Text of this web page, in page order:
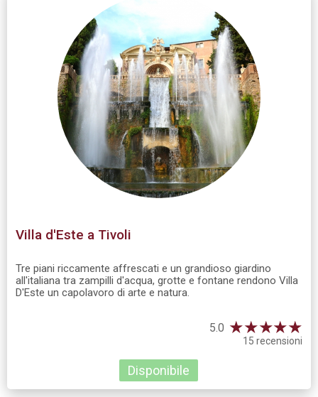
Villa d'Este a Tivoli
Tre piani riccamente affrescati e un grandioso giardino
all'italiana tra zampilli d'acqua, grotte e fontane rendono Villa
D'Este un capolavoro di arte e natura.
5.0 ★★★★★
15 recensioni
Disponibile